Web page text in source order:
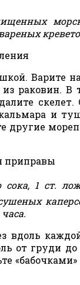
Варите
раковин. В
и
другие
приправы
1 ст.
вдоль
от груди до